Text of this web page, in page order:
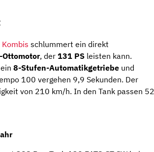
Kombis schlummert ein direkt
Ottomotor, der 131 PS leisten kann.
8-Stufen-Automatikgetriebe und
100 vergehen 9,9 Sekunden. Der
von 210 km/h. In den Tank passen 52